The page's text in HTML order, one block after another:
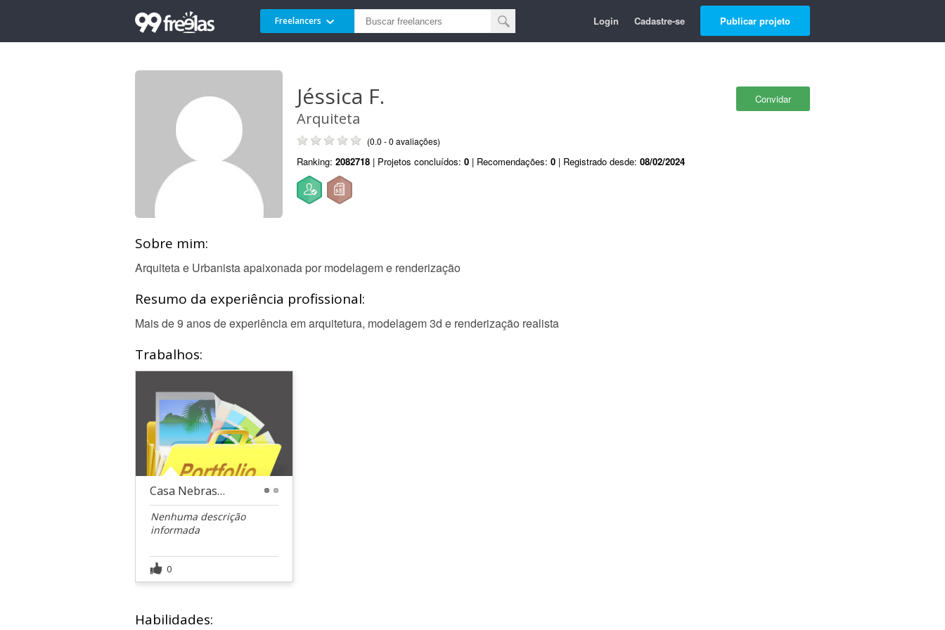
Freelancers Login Cadastre-se Publicar projeto
Convidar
Jéssica F.
Arquiteta
(0.0 - 0 avaliações)
Ranking: 2082718 | Projetos concluídos: 0 | Recomendações: 0 | Registrado desde: 08/02/2024
Sobre mim:
Arquiteta e Urbanista apaixonada por modelagem e renderização
Resumo da experiência profissional:
Mais de 9 anos de experiência em arquitetura, modelagem 3d e renderização realista
Trabalhos:
Casa Nebraska - Suíte Master
Nenhuma descrição
informada
0
Habilidades: